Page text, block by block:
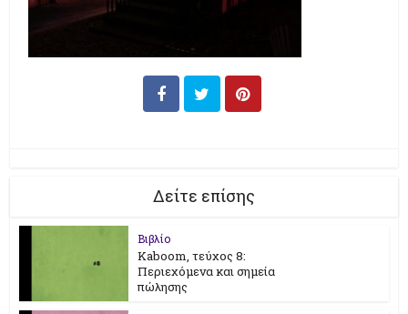
Δείτε επίσης
Βιβλίο
Kaboom, τεύχος 8:
Περιεχόμενα και σημεία
πώλησης